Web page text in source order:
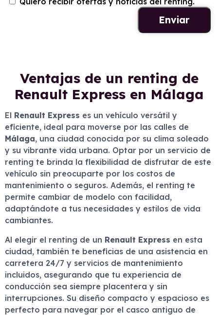
Ventajas de un renting de
Renault Express en Málaga
El Renault Express es un vehículo versátil y
eficiente, ideal para moverse por las calles de
Málaga, una ciudad conocida por su clima soleado
y su vibrante vida urbana. Optar por un servicio de
renting te brinda la flexibilidad de disfrutar de este
vehículo sin preocuparte por los costos de
mantenimiento o seguros. Además, el renting te
permite cambiar de modelo con facilidad,
adaptándote a tus necesidades y estilos de vida
cambiantes.
Al elegir el renting de un Renault Express en esta
ciudad, también te beneficias de una asistencia en
carretera 24/7 y servicios de mantenimiento
incluidos, asegurando que tu experiencia de
conducción sea siempre placentera y sin
interrupciones. Su diseño compacto y espacioso es
perfecto para navegar por el casco antiguo de